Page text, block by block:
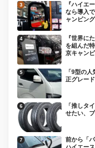
『ハイエ
なら導入
ャンピン
『世界に
を組んだ
京キャン
「9型の
正グレー
「推しタ
せたい、
前から「